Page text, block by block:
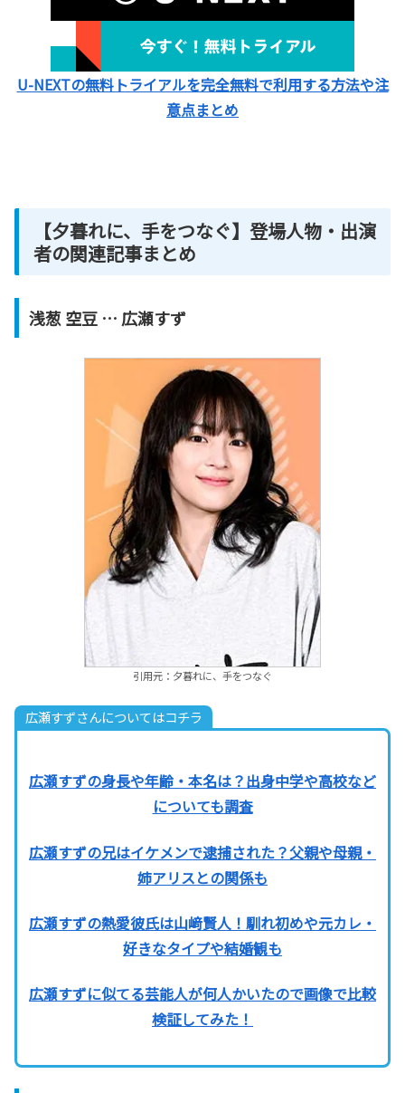
U-NEXTの無料トライアルを完全無料で利用する方法や注
意点まとめ
【夕暮れに、手をつなぐ】登場人物・出演
者の関連記事まとめ
浅葱 空豆 … 広瀬すず
引用元：夕暮れに、手をつなぐ
広瀬すずさんについてはコチラ
広瀬すずの身長や年齢・本名は？出身中学や高校など
についても調査
広瀬すずの兄はイケメンで逮捕された？父親や母親・
姉アリスとの関係も
広瀬すずの熱愛彼氏は山﨑賢人！馴れ初めや元カレ・
好きなタイプや結婚観も
広瀬すずに似てる芸能人が何人かいたので画像で比較
検証してみた！